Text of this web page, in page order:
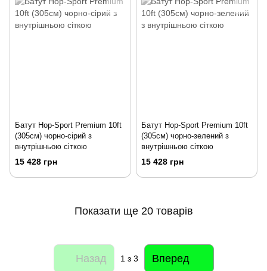
Батут Hop-Sport Premium 10ft
(305см) чорно-сірий з
внутрішньою сіткою
15 428 грн
Батут Hop-Sport Premium 10ft
(305см) чорно-зелений з
внутрішньою сіткою
15 428 грн
Показати ще 20 товарів
Назад 1 з 3 Вперед